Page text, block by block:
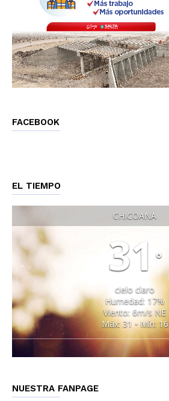
FACEBOOK
EL TIEMPO
CHICOANA
31 °
cielo claro
Humedad: 17%
Viento: 6m/s NE
Máx: 31 • Mín: 16
NUESTRA FANPAGE